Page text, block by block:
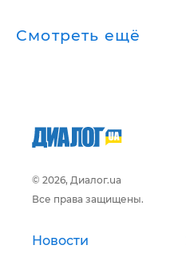
Смотреть ещё
© 2026, Диалог.ua
Все права защищены.
Новости